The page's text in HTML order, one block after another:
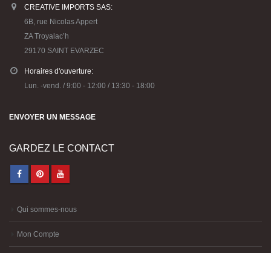
CREATIVE IMPORTS SAS:
6B, rue Nicolas Appert
ZA Troyalac’h
29170 SAINT EVARZEC
Horaires d'ouverture:
Lun. -vend. / 9:00 - 12:00 / 13:30 - 18:00
ENVOYER UN MESSAGE
GARDEZ LE CONTACT
Qui sommes-nous
Mon Compte